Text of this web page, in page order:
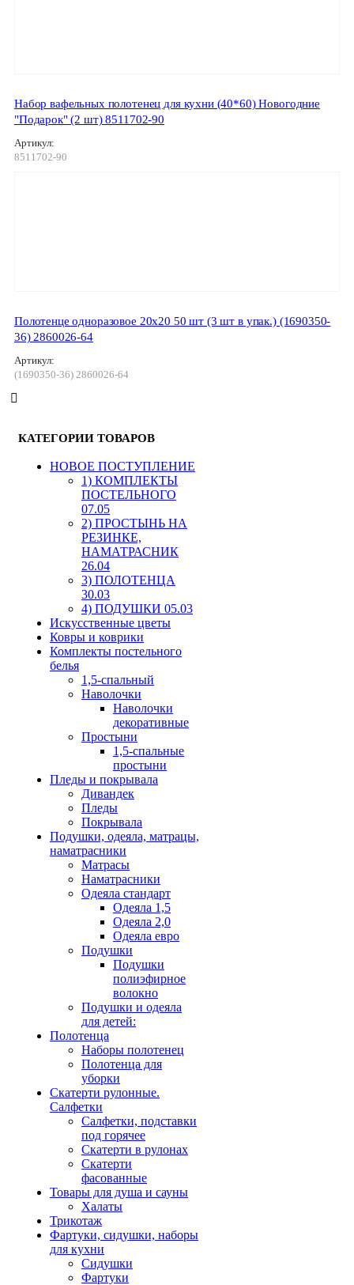
Набор вафельных полотенец для кухни (40*60) Новогодние
"Подарок" (2 шт) 8511702-90
Артикул:
8511702-90
Полотенце одноразовое 20х20 50 шт (3 шт в упак.) (1690350-
36) 2860026-64
Артикул:
(1690350-36) 2860026-64
КАТЕГОРИИ ТОВАРОВ
HОВОЕ ПОСТУПЛЕНИЕ
1) КОМПЛЕКТЫ
ПОСТЕЛЬНОГО
07.05
2) ПРОСТЫНЬ НА
РЕЗИНКЕ,
НАМАТРАСНИК
26.04
3) ПОЛОТЕНЦА
30.03
4) ПОДУШКИ 05.03
Искусственные цветы
Ковры и коврики
Комплекты постельного
белья
1,5-спальный
Наволочки
Наволочки
декоративные
Простыни
1,5-спальные
простыни
Пледы и покрывала
Дивандек
Пледы
Покрывала
Подушки, одеяла, матрацы,
наматрасники
Матрасы
Наматрасники
Одеяла стандарт
Одеяла 1,5
Одеяла 2,0
Одеяла евро
Подушки
Подушки
полиэфирное
волокно
Подушки и одеяла
для детей:
Полотенца
Наборы полотенец
Полотенца для
уборки
Скатерти рулонные.
Салфетки
Салфетки, подставки
под горячее
Скатерти в рулонах
Скатерти
фасованные
Товары для душа и сауны
Халаты
Трикотаж
Фартуки, сидушки, наборы
для кухни
Сидушки
Фартуки